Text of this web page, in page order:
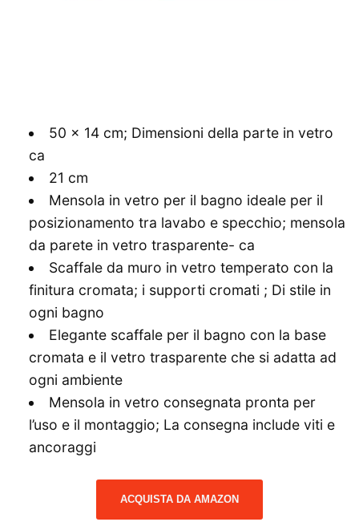
50 x 14 cm; Dimensioni della parte in vetro
ca
21 cm
Mensola in vetro per il bagno ideale per il
posizionamento tra lavabo e specchio; mensola
da parete in vetro trasparente- ca
Scaffale da muro in vetro temperato con la
finitura cromata; i supporti cromati ; Di stile in
ogni bagno
Elegante scaffale per il bagno con la base
cromata e il vetro trasparente che si adatta ad
ogni ambiente
Mensola in vetro consegnata pronta per
l’uso e il montaggio; La consegna include viti e
ancoraggi
ACQUISTA DA AMAZON